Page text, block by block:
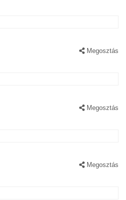
Megosztás
Megosztás
Megosztás